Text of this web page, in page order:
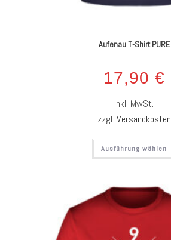
Aufenau T-Shirt PURE
17,90 €
inkl. MwSt.
zzgl. Versandkosten
Ausführung wählen